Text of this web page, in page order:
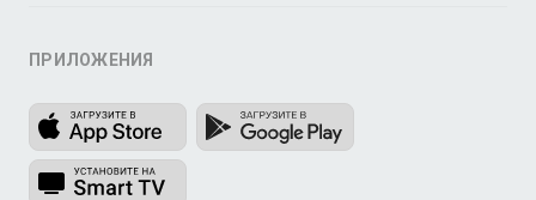
ПРИЛОЖЕНИЯ